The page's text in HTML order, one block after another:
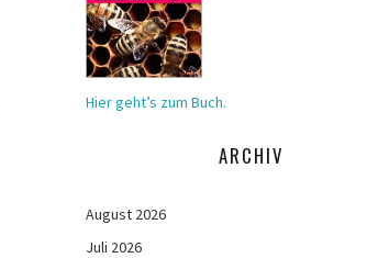
Hier geht’s zum Buch.
ARCHIV
August 2026
Juli 2026